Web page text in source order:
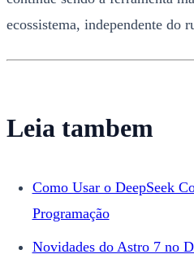
ecossistema, independente do
Leia tambem
Como Usar o DeepSeek
Programação
Novidades do Astro 7 no